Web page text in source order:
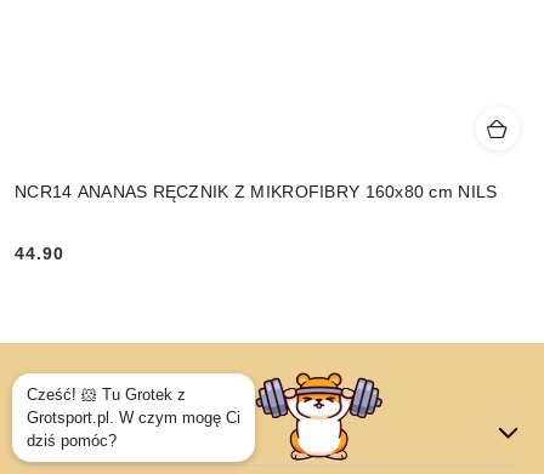
NCR14 ANANAS RĘCZNIK Z MIKROFIBRY 160x80 cm NILS
Cena:
44.90
Dane adresowe